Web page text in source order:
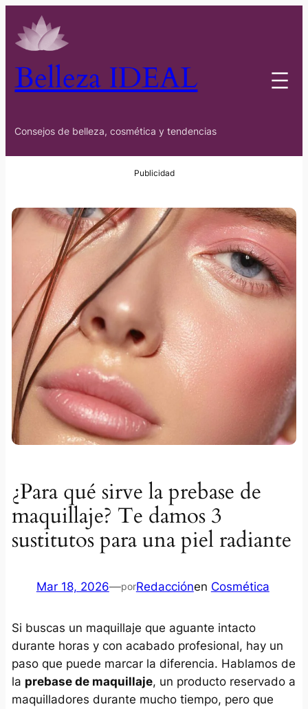
Belleza IDEAL
Consejos de belleza, cosmética y tendencias
¿Para qué sirve la prebase de
maquillaje? Te damos 3
sustitutos para una piel radiante
Mar 18, 2026—porRedacciónen Cosmética
Si buscas un maquillaje que aguante intacto
durante horas y con acabado profesional, hay un
paso que puede marcar la diferencia. Hablamos de
la prebase de maquillaje, un producto reservado a
maquilladores durante mucho tiempo, pero que